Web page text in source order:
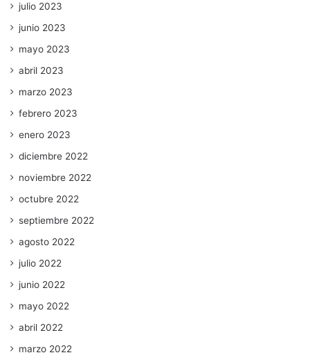
julio 2023
junio 2023
mayo 2023
abril 2023
marzo 2023
febrero 2023
enero 2023
diciembre 2022
noviembre 2022
octubre 2022
septiembre 2022
agosto 2022
julio 2022
junio 2022
mayo 2022
abril 2022
marzo 2022